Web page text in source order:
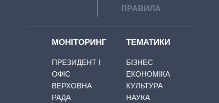
ПРАВИЛА
МОНІТОРИНГ
ПРЕЗИДЕНТ І
ОФІС
ВЕРХОВНА
РАДА
ТЕМАТИКИ
БІЗНЕС
ЕКОНОМІКА
КУЛЬТУРА
НАУКА